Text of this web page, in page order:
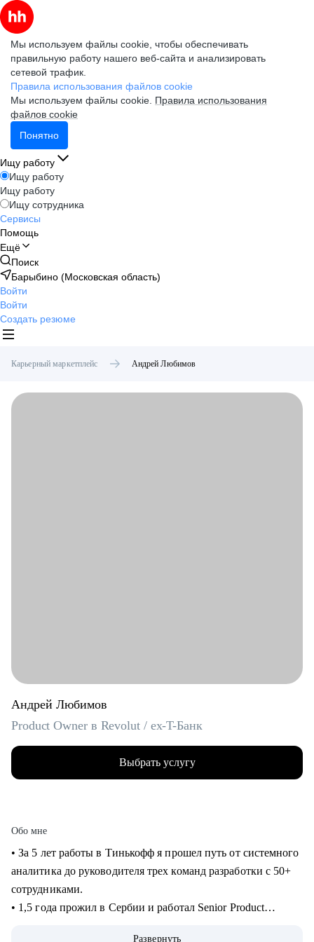
Мы используем файлы cookie, чтобы обеспечивать
правильную работу нашего веб-сайта и анализировать
сетевой трафик.
Правила использования файлов cookie
Мы используем файлы cookie. Правила использования
файлов cookie
Понятно
Ищу работу
Ищу работу
Ищу работу
Ищу сотрудника
Сервисы
Помощь
Ещё
Поиск
Барыбино (Московская область)
Войти
Войти
Создать резюме
Карьерный маркетплейс Андрей Любимов
Андрей Любимов
Product Owner в Revolut / ex-T-Банк
Выбрать услугу
Обо мне
• За 5 лет работы в Тинькофф я прошел путь от системного
аналитика до руководителя трех команд разработки с 50+
сотрудниками.
• 1,5 года прожил в Сербии и работал Senior Product
Развернуть